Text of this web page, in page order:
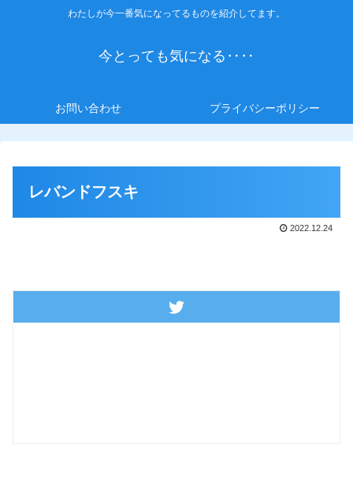
わたしが今一番気になってるものを紹介してます。
今とっても気になる‥‥
お問い合わせ プライバシーポリシー
レバンドフスキ
2022.12.24